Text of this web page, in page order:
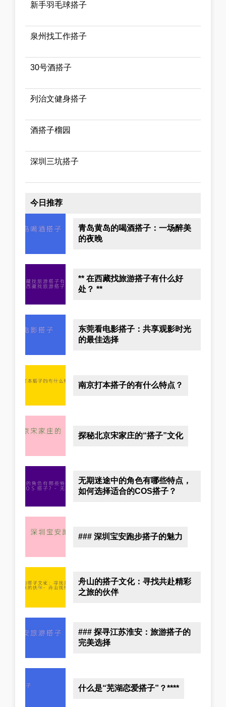
新手羽毛球搭子
泉州找工作搭子
30号酒搭子
列治文健身搭子
酒搭子榴园
深圳三坑搭子
今日推荐
青岛黄岛的喝酒搭子：一场醉美
的夜晚
** 在西藏找旅游搭子有什么好
处？ **
东莞看电影搭子：共享观影时光
的最佳选择
南京打本搭子的有什么特点？
探秘北京宋家庄的“搭子”文化
无期迷途中的角色有哪些特点，
如何选择适合的COS搭子？
### 深圳宝安跑步搭子的魅力
舟山的搭子文化：寻找共赴精彩
之旅的伙伴
### 探寻江苏淮安：旅游搭子的
完美选择
什么是“芜湖恋爱搭子”？****